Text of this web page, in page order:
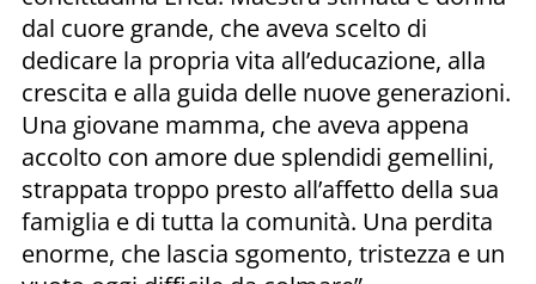
dal cuore grande, che aveva scelto di
dedicare la propria vita all’educazione, alla
crescita e alla guida delle nuove generazioni.
Una giovane mamma, che aveva appena
accolto con amore due splendidi gemellini,
strappata troppo presto all’affetto della sua
famiglia e di tutta la comunità. Una perdita
enorme, che lascia sgomento, tristezza e un